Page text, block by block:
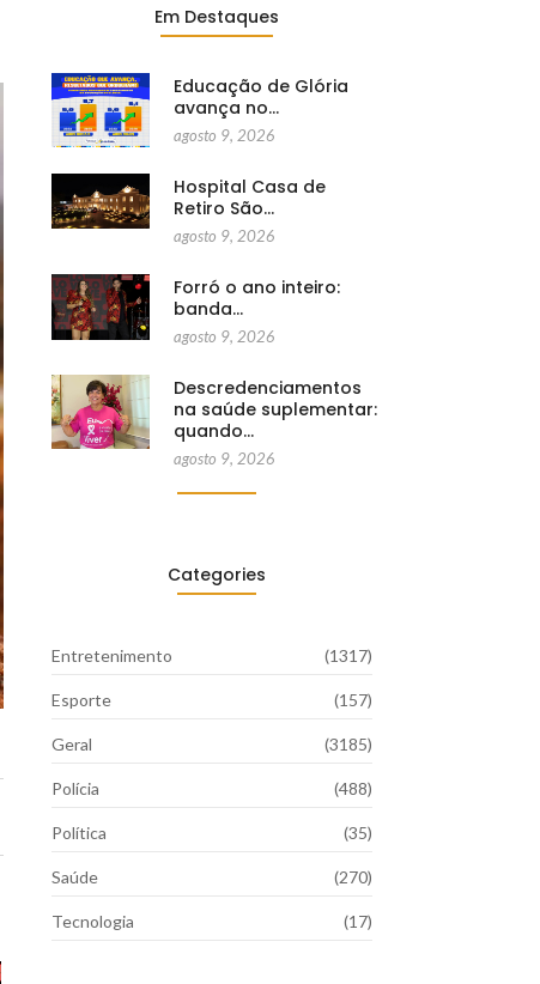
Em Destaques
Educação de Glória
avança no…
agosto 9, 2026
Hospital Casa de
Retiro São…
agosto 9, 2026
Forró o ano inteiro:
banda…
agosto 9, 2026
Descredenciamentos
na saúde suplementar:
quando…
agosto 9, 2026
Categories
Entretenimento (1317)
Esporte (157)
Geral (3185)
Polícia (488)
Política (35)
Saúde (270)
Tecnologia (17)